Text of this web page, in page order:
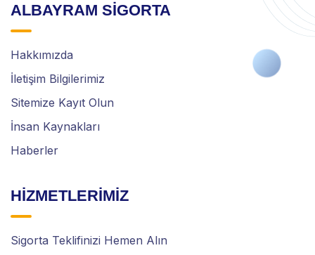
ALBAYRAM SİGORTA
Hakkımızda
İletişim Bilgilerimiz
Sitemize Kayıt Olun
İnsan Kaynakları
Haberler
HİZMETLERİMİZ
Sigorta Teklifinizi Hemen Alın